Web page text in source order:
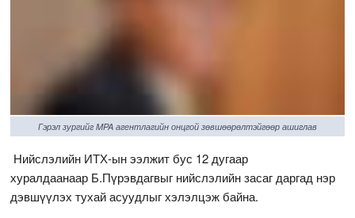
Гэрэл зургийг MPA агентлагийн онцгой зөвшөөрөлтэйгөөр ашиглав
Нийслэлийн ИТХ-ын ээлжит бус 12 дугаар
хуралдаанаар Б.Пүрэвдагвыг нийслэлийн засаг даргад нэр
дэвшүүлэх тухай асуудлыг хэлэлцэж байна.